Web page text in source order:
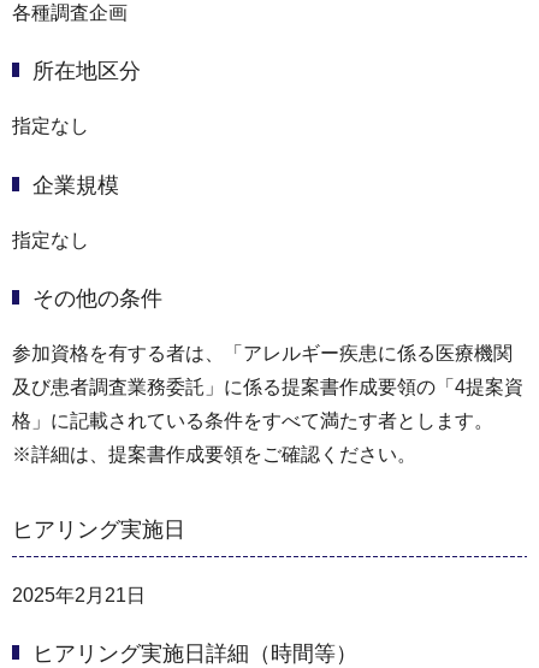
各種調査企画
所在地区分
指定なし
企業規模
指定なし
その他の条件
参加資格を有する者は、「アレルギー疾患に係る医療機関
及び患者調査業務委託」に係る提案書作成要領の「4提案資
格」に記載されている条件をすべて満たす者とします。
※詳細は、提案書作成要領をご確認ください。
ヒアリング実施日
2025年2月21日
ヒアリング実施日詳細（時間等）